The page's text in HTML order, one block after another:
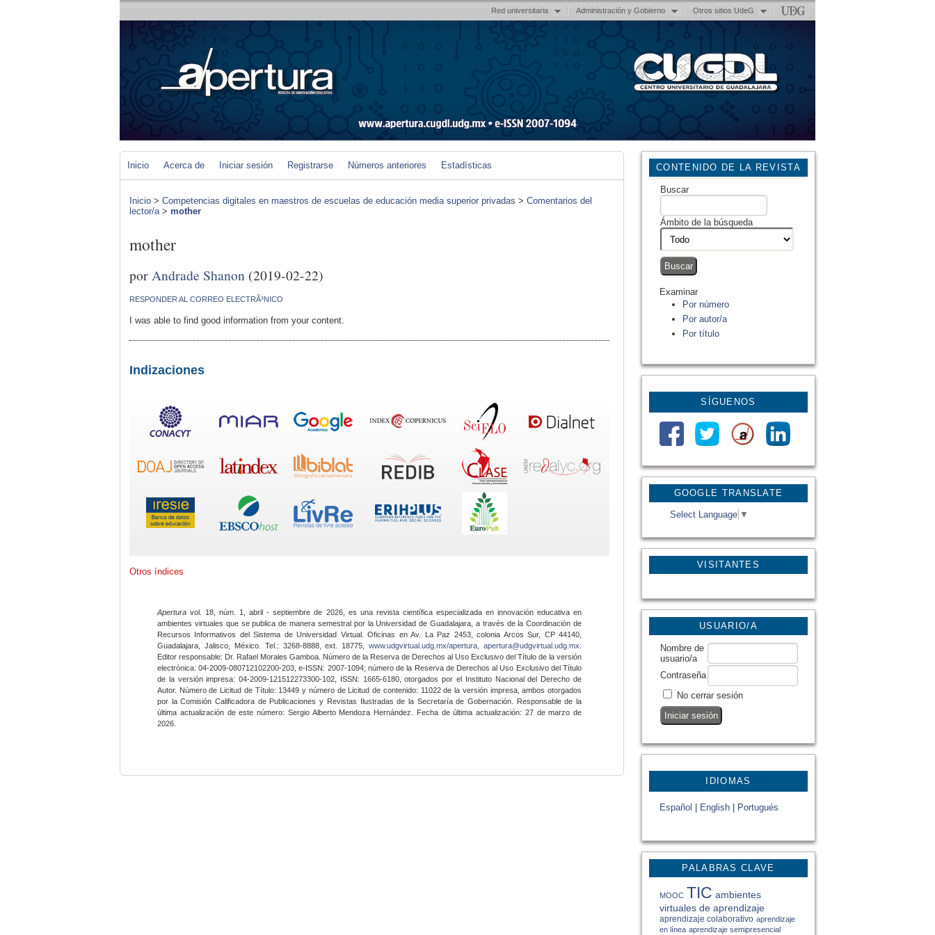
Red universitaria Administración y Gobierno Otros sitios UdeG
GOOGLE TRANSLATE
Select Language ▼
VISITANTES
CONTENIDO DE LA REVISTA
Buscar
Ámbito de la búsqueda
Examinar
Por número
Por autor/a
Por título
SÍGUENOS
USUARIO/A
Nombre de
usuario/a
Contraseña
No cerrar sesión
IDIOMAS
Español English Portugués
PALABRAS CLAVE
MOOC TIC ambientes
virtuales de aprendizaje
aprendizaje colaborativo aprendizaje
en línea aprendizaje semipresencial
Inicio Acerca de Iniciar sesión Registrarse Números anteriores Estadísticas
Inicio > Competencias digitales en maestros de escuelas de educación media superior privadas > Comentarios del
lector/a> mother
mother
por Andrade Shanon (2019-02-22)
RESPONDER AL CORREO ELECTRÃ³NICO
I was able to find good information from your content.
Indizaciones
Otros índices
Apertura vol. 18, núm. 1, abril - septiembre de 2026, es una revista científica especializada en innovación educativa en
ambientes virtuales que se publica de manera semestral por la Universidad de Guadalajara, a través de la Coordinación de
Recursos Informativos del Sistema de Universidad Virtual. Oficinas en Av. La Paz 2453, colonia Arcos Sur, CP 44140,
Guadalajara, Jalisco, México. Tel.: 3268-8888, ext. 18775,www.udgvirtual.udg.mx/apertura apertura@udgvirtual.udg.mx
Editor responsable: Dr. Rafael Morales Gamboa. Número de la Reserva de Derechos al Uso Exclusivo del Título de la versión
electrónica: 04-2009-080712102200-203, e-ISSN: 2007-1094; número de la Reserva de Derechos al Uso Exclusivo del Título
de la versión impresa: 04-2009-121512273300-102, ISSN: 1665-6180, otorgados por el Instituto Nacional del Derecho de
Autor. Número de Licitud de Título: 13449 y número de Licitud de contenido: 11022 de la versión impresa, ambos otorgados
por la Comisión Calificadora de Publicaciones y Revistas Ilustradas de la Secretaría de Gobernación. Responsable de la
última actualización de este número: Sergio Alberto Mendoza Hernández. Fecha de última actualización: 27 de marzo de
2026.